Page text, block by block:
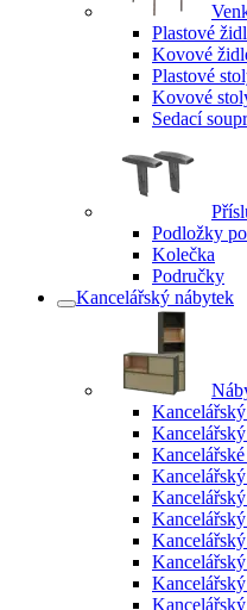
Plastové
Kovové
Plastové
Kovové
Sedací
Podložky
Kolečka
Područky
Kancelářský nábytek